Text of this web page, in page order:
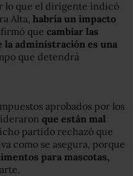
lo que el dirigente indicó
Alta, habría un impacto
que cambiar las
la administración es una
que detendrá
aprobados por los
que están mal
partido rechazó que
como se asegura, porque
para mascotas,